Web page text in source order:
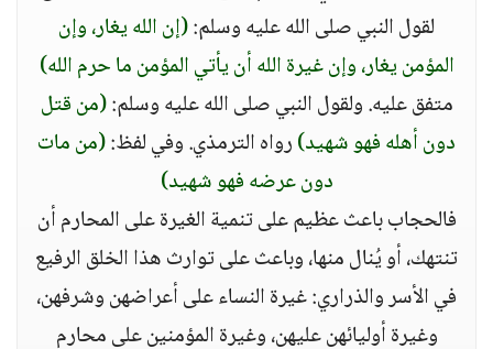
لقول النبي صلى الله عليه وسلم:(إن الله يغار، وإن
المؤمن يغار، وإن غيرة الله أن يأتي المؤمن ما حرم الله)
متفق عليه. ولقول النبي صلى الله عليه وسلم:(من قتل
دون أهله فهو شهيد)رواه الترمذي. وفي لفظ:(من مات
دون عرضه فهو شهيد)
فالحجاب باعث عظيم على تنمية الغيرة على المحارم أن
تنتهك، أو يُنال منها، وباعث على توارث هذا الخلق الرفيع
في الأسر والذراري: غيرة النساء على أعراضهن وشرفهن،
وغيرة أوليائهن عليهن، وغيرة المؤمنين على محارم